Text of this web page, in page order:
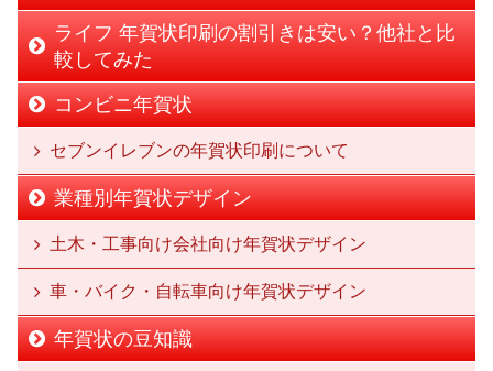
ライフ 年賀状印刷の割引きは安い？他社と比
較してみた
コンビニ年賀状
セブンイレブンの年賀状印刷について
業種別年賀状デザイン
土木・工事向け会社向け年賀状デザイン
車・バイク・自転車向け年賀状デザイン
年賀状の豆知識